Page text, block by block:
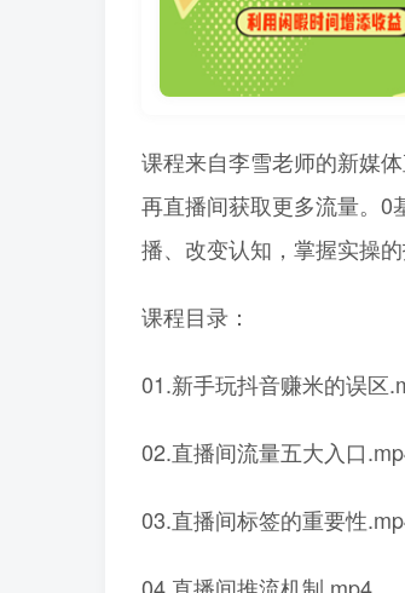
课程来自李雪老师的新媒
再直播间获取更多流量。0
播、改变认知，掌握实操的
课程目录：
01.新手玩抖音赚米的误区
02.直播间流量五大入口
03.直播间标签的重要性